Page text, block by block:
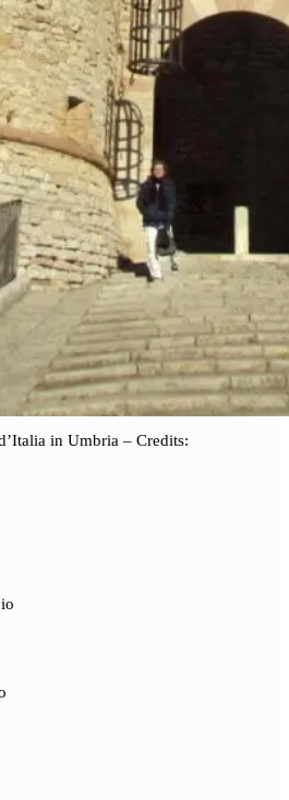
in Umbria – Credits: